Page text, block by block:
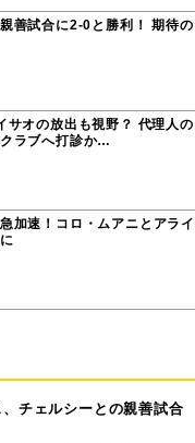
善試合に2-0と勝利！ 期待の
サオの放出も視野？ 代理人の
ラブへ打診か…
加速！コロ・ムアニとアライ
チェルシーとの親善試合